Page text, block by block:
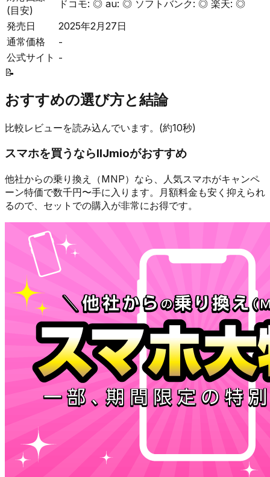
(目安)
ドコモ: ◎ au: ◎ ソフトバンク: ◎ 楽天: ◎
発売日
2025年2月27日
通常価格
-
公式サイト -
📝
おすすめの選び方と結論
比較レビューを読み込んでいます。(約10秒)
スマホを買うならIIJmioがおすすめ
他社からの乗り換え（MNP）なら、人気スマホがキャンペ
ーン特価で数千円〜手に入ります。月額料金も安く抑えられ
るので、セットでの購入が非常にお得です。